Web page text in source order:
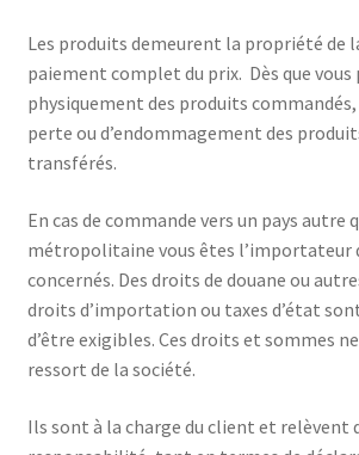
Les produits demeurent la propriété de
paiement complet du prix. Dès que vous
physiquement des produits commandés,
perte ou d’endommagement des
transférés.
En cas de commande vers un pays autre
métropolitaine vous êtes l’importateur
concernés. Des droits de douane ou
droits d’importation ou taxes d’état
d’être exigibles. Ces droits et sommes
ressort de la société.
Ils sont à la charge du client et relèvent